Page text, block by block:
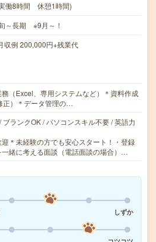
働8時間 休憩1時間)
～長期 ※9月～！
例 200,000円+残業代
務（Excel、専用システムなど）＊資料作成
正）＊データ管理の…
ブランクOK / パソコンスキル不要 / 英語力
迎＊未経験の方でも安心スタート！・登録
緒に考える面談（電話面談の場合）…
しずか